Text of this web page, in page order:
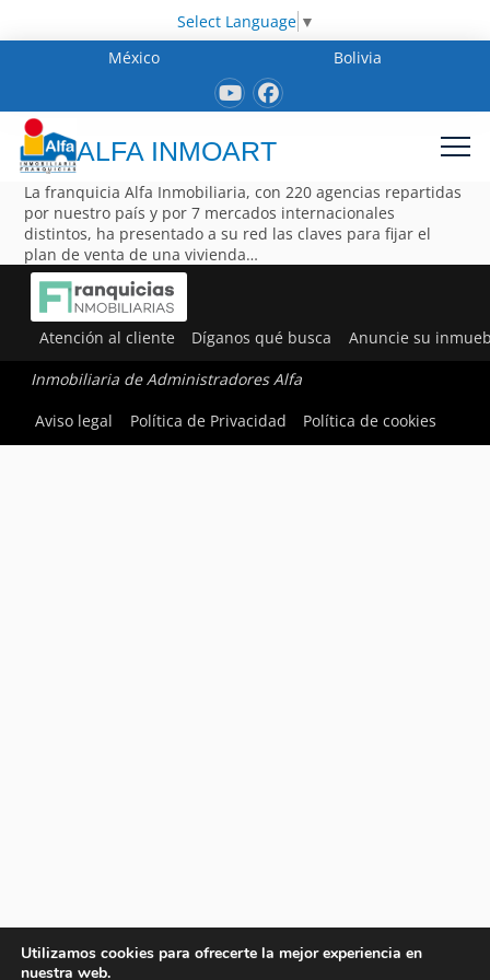
Select Language ▼
México
Bolivia
ALFA INMOART
La franquicia Alfa Inmobiliaria, con 220 agencias repartidas
por nuestro país y por 7 mercados internacionales
distintos, ha presentado a su red las claves para fijar el
plan de venta de una vivienda…
Atención al cliente Díganos qué busca Anuncie su
Inmobiliaria de Administradores Alfa
Aviso legal
Política de Privacidad Política de cookies
Utilizamos cookies para ofrecerte la mejor experiencia en
nuestra web.